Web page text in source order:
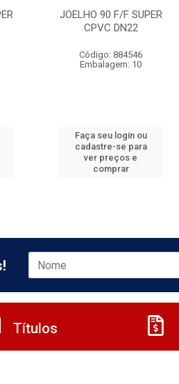
JOELHO 90 F/F SUPER
CPVC DN22
Código: 884546
Embalagem: 10
Faça seu login ou
cadastre-se para
ver preços e
comprar
Títulos